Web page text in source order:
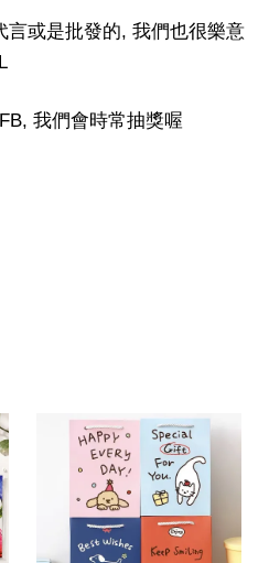
言或是批發的, 我們也很樂意
我們會時常抽獎喔